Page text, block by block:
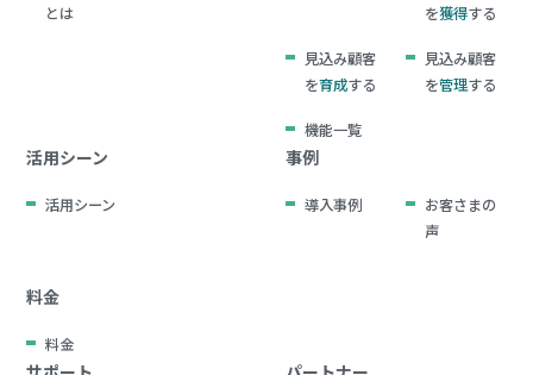
とは
を獲得する
見込み顧客
を育成する
見込み顧客
を管理する
機能一覧
活用シーン
活用シーン
事例
導入事例
お客さまの
声
料金
料金